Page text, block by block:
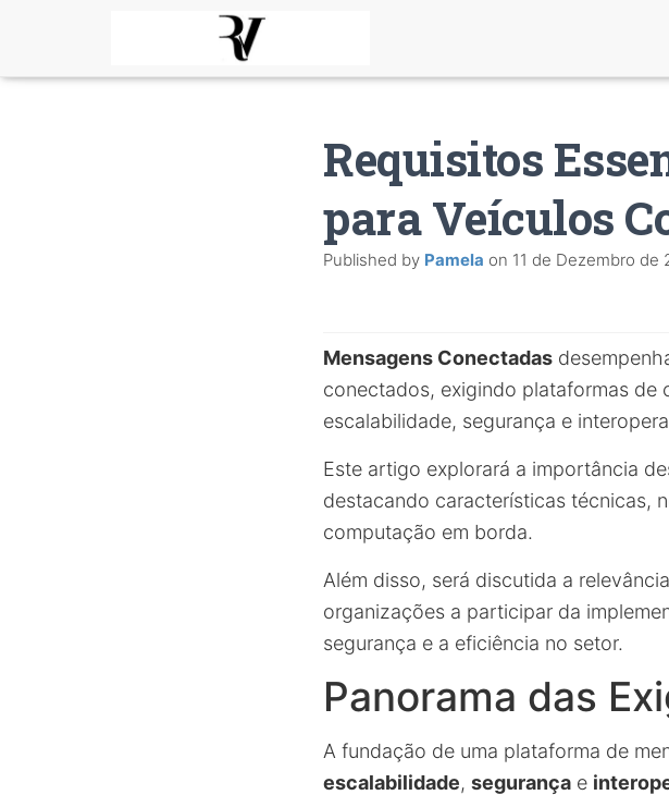
Requisitos
para Veículos
Published by Pamela on 11 de Dezembro de
Mensagens Conectadas
conectados, exigindo plataformas de
escalabilidade, segurança e
Este artigo explorará a importância
destacando características técnicas,
computação em borda.
Além disso, será discutida a
organizações a participar da
segurança e a eficiência no setor.
Panorama das
A fundação de uma plataforma de
escalabilidade, segurança e